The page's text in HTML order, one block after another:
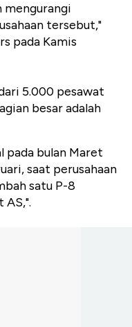
mengurangi
tersebut,"
pada Kamis
5.000 pesawat
besar adalah
pada bulan Maret
saat perusahaan
satu P-8
AS,".